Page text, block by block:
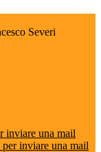
Severi
inviare una mail
inviare una mail